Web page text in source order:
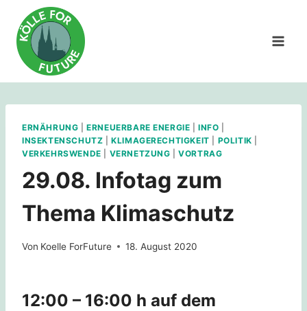
Inhalt
springen
ERNÄHRUNG |ERNEUERBARE ENERGIE |INFO
INSEKTENSCHUTZ |KLIMAGERECHTIGKEIT POLITIK
VERKEHRSWENDE
VERNETZUNG |VORTRAG
29.08. Infotag zum
Thema Klimaschutz
Von Koelle ForFuture 18. August 2020
12:00 – 16:00 h auf dem